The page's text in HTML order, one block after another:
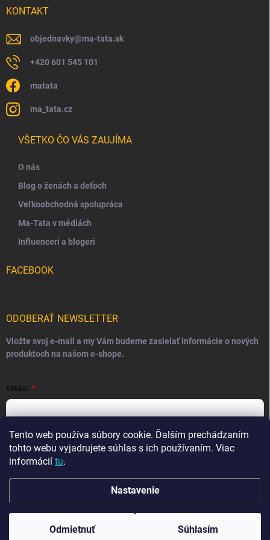
Tento web používa súbory cookie. Ďalším prechádzaním
tohto webu vyjadrujete súhlas s ich používaním. Viac
informácií tu.
Nastavenie
Odmietnuť Súhlasím
KONTAKT
objednavky@ma-tata.sk
+420 601 545 101
matata
ma_tata.cz
VŠETKO ČO VÁS ZAUJÍMA
O nás
Blog o ženách a deťoch
Veľkoobchodná spolupráca
Ma-Tata v médiách
Influenceri a blogeri
FACEBOOK
ODOBERAŤ NEWSLETTER
Vložte svoj e-mail a my Vám budeme zasielať informácie o nových
produktoch na našom e-shope.
EMAIL
Vložením e-mailu súhlasíte spodmienkami ochrany osobných
údajov
Prihlásiť sa
Copyright 2026 . Všetky práva vyhradené.